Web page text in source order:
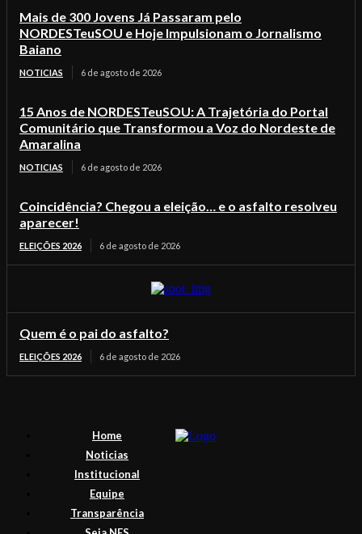
Mais de 300 Jovens Já Passaram pelo
NORDESTeuSOU e Hoje Impulsionam o Jornalismo
Baiano
NOTICIAS 6 de agosto de 2026
15 Anos de NORDESTeuSOU: A Trajetória do Portal
Comunitário que Transformou a Voz do Nordeste de
Amaralina
NOTICIAS 6 de agosto de 2026
Coincidência? Chegou a eleição… e o asfalto resolveu
aparecer!
ELEIÇÕES 2026 6 de agosto de 2026
Quem é o pai do asfalto?
ELEIÇÕES 2026 6 de agosto de 2026
Home
Noticias
Institucional
Equipe
Transparência